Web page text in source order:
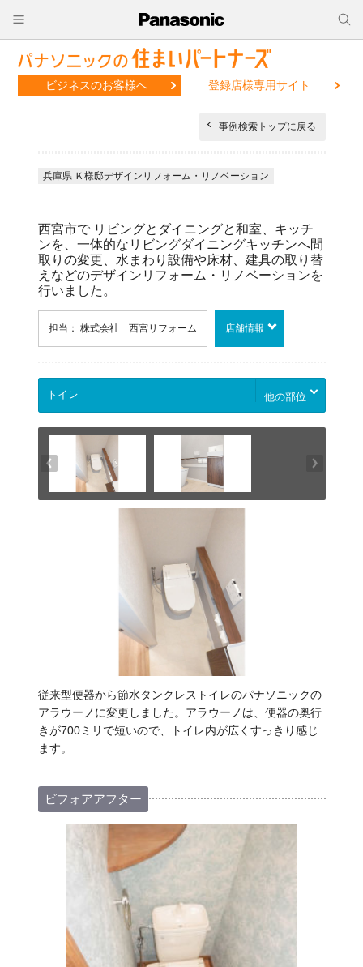
ビジネスのお客様へ 登録店様専用サイト
事例検索トップに戻る
兵庫県 Ｋ様邸デザインリフォーム・リノベーション
西宮市で リビングとダイニングと和室、キッチ
ンを、一体的なリビングダイニングキッチンへ間
取りの変更、水まわり設備や床材、建具の取り替
えなどのデザインリフォーム・リノベーションを
行いました。
担当： 株式会社 西宮リフォーム 店舗情報
他の部位
従来型便器から節水タンクレストイレのパナソニックの
アラウーノに変更しました。アラウーノは、便器の奥行
きが700ミリで短いので、トイレ内が広くすっきり感じ
ます。
ビフォアアフター